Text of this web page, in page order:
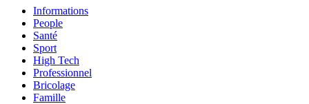
Informations
People
Santé
Sport
High Tech
Professionnel
Bricolage
Famille